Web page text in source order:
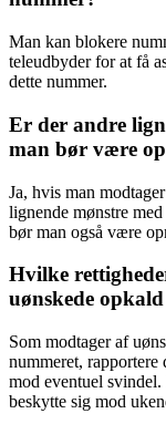
Man kan blokere
teleudbyder for at få
dette nummer.
Er der andre
man bør være
Ja, hvis man
lignende mønstre
bør man også være
Hvilke
uønskede
Som modtager af
nummeret,
mod eventuel
beskytte sig mod